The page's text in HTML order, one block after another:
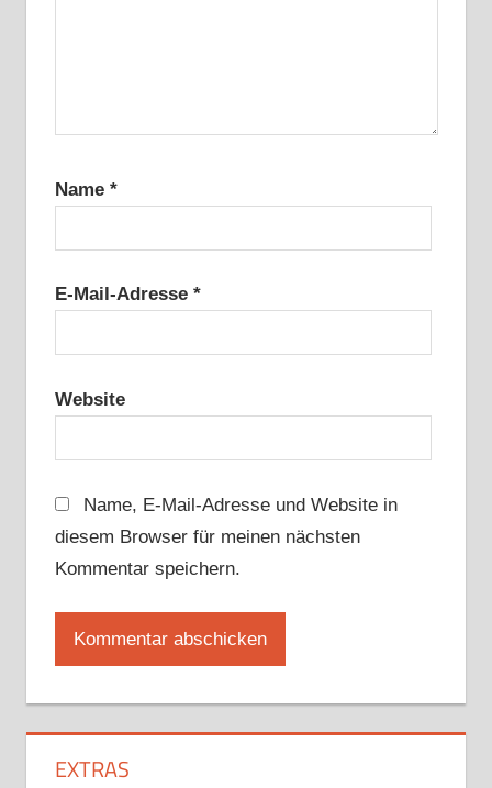
Name *
E-Mail-Adresse *
Website
Name, E-Mail-Adresse und Website in
diesem Browser für meinen nächsten
Kommentar speichern.
EXTRAS